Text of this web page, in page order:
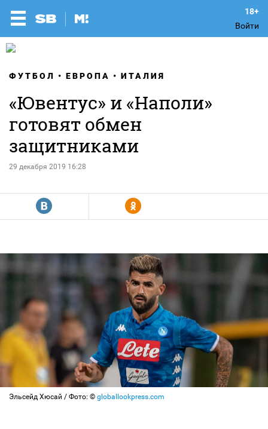
Войти
ФУТБОЛ ЕВРОПА ИТАЛИЯ
«Ювентус» и «Наполи»
готовят обмен
защитниками
29 декабря 2019 16:28
R Y
Эльсейд Хюсай / Фото: © globallookpress.com